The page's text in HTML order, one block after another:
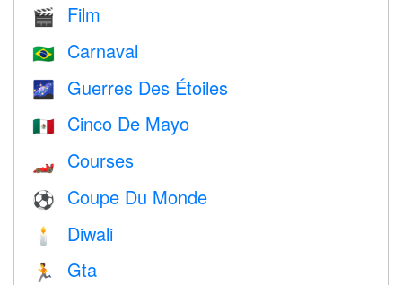
🎬 Film
🇧🇷 Carnaval
🌌 Guerres Des Étoiles
🇲🇽 Cinco De Mayo
🏎 Courses
⚽ Coupe Du Monde
🕯 Diwali
🏃 Gta